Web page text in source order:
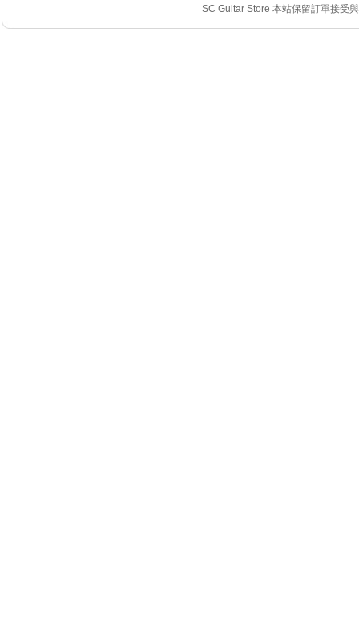
SC Guitar Store 本站保留訂單接受